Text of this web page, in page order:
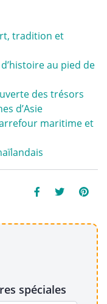
tradition et
au pied de
des trésors
d’Asie
maritime et
spéciales